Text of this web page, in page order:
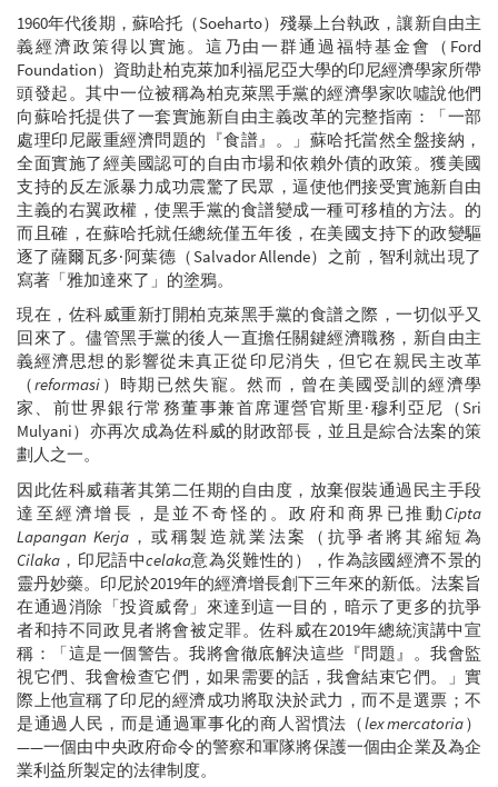
1960年代後期，蘇哈托（Soeharto）殘暴上台執政，讓新自由主
義經濟政策得以實施。這乃由一群通過福特基金會（Ford
Foundation）資助赴柏克萊加利福尼亞大學的印尼經濟學家所帶
頭發起。其中一位被稱為柏克萊黑手黨的經濟學家吹噓說他們
向蘇哈托提供了一套實施新自由主義改革的完整指南：「一部
處理印尼嚴重經濟問題的『食譜』。」蘇哈托當然全盤接納，
全面實施了經美國認可的自由市場和依賴外債的政策。獲美國
支持的反左派暴力成功震驚了民眾，逼使他們接受實施新自由
主義的右翼政權，使黑手黨的食譜變成一種可移植的方法。的
而且確，在蘇哈托就任總統僅五年後，在美國支持下的政變驅
逐了薩爾瓦多·阿葉德（Salvador Allende）之前，智利就出現了
寫著「雅加達來了」的塗鴉。
現在，佐科威重新打開柏克萊黑手黨的食譜之際，一切似乎又
回來了。儘管黑手黨的後人一直擔任關鍵經濟職務，新自由主
義經濟思想的影響從未真正從印尼消失，但它在親民主改革
（reformasi ）時期已然失寵。然而，曾在美國受訓的經濟學
家、前世界銀行常務董事兼首席運營官斯里·穆利亞尼（Sri
Mulyani）亦再次成為佐科威的財政部長，並且是綜合法案的策
劃人之一。
因此佐科威藉著其第二任期的自由度，放棄假裝通過民主手段
達至經濟增長，是並不奇怪的。政府和商界已推動 Cipta
Lapangan Kerja，或稱製造就業法案（抗爭者將其縮短為
Cilaka ，印尼語中celaka意為災難性的），作為該國經濟不景的
靈丹妙藥。印尼於2019年的經濟增長創下三年來的新低。法案旨
在通過消除「投資威脅」來達到這一目的，暗示了更多的抗爭
者和持不同政見者將會被定罪。佐科威在2019年總統演講中宣
稱：「這是一個警告。我將會徹底解決這些『問題』。我會監
視它們、我會檢查它們，如果需要的話，我會結束它們。」實
際上他宣稱了印尼的經濟成功將取決於武力，而不是選票；不
是通過人民，而是通過軍事化的商人習慣法（lex mercatoria）
——一個由中央政府命令的警察和軍隊將保護一個由企業及為企
業利益所製定的法律制度。